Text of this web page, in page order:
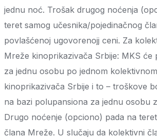
jednu noć. Trošak drugog noćenja
teret samog učesnika/pojedinačnog
povlašćenoj ugovorenojj ceni. Za
Mreže kinoprikazivača Srbije: MKS će
za jednu osobu po jednom
kinoprikazivača Srbije i to – troškove
na bazi polupansiona za jednu osobu
Drugo noćenje (opciono) pada na
člana Mreže. U slučaju da kolektivni